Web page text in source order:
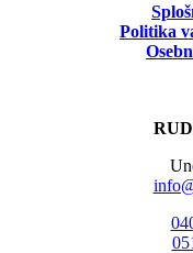
Politika